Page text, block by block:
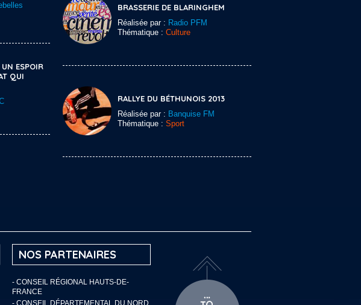
UN ESPOIR
QUI
BRASSERIE DE BLARINGHEM
Réalisée par : Radio PFM
Thématique : Culture
RALLYE DU BÉTHUNOIS 2013
Réalisée par : Banquise FM
Thématique : Sport
NOS PARTENAIRES
- CONSEIL RÉGIONAL HAUTS-DE-
FRANCE
- CONSEIL DÉPARTEMENTAL DU NORD